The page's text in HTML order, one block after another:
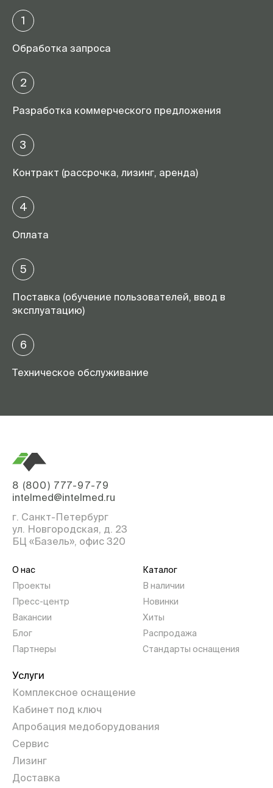
1
Обработка запроса
2
Разработка коммерческого предложения
3
Контракт (рассрочка, лизинг, аренда)
4
Оплата
5
Поставка (обучение пользователей, ввод в
эксплуатацию)
6
Техническое обслуживание
8 (800) 777-97-79
intelmed@intelmed.ru
г. Санкт-Петербург
ул. Новгородская, д. 23
БЦ «Базель», офис 320
О нас
Проекты
Пресс-центр
Вакансии
Блог
Партнеры
Каталог
В наличии
Новинки
Хиты
Распродажа
Стандарты оснащения
Услуги
Комплексное оснащение
Кабинет под ключ
Апробация медоборудования
Сервис
Лизинг
Доставка